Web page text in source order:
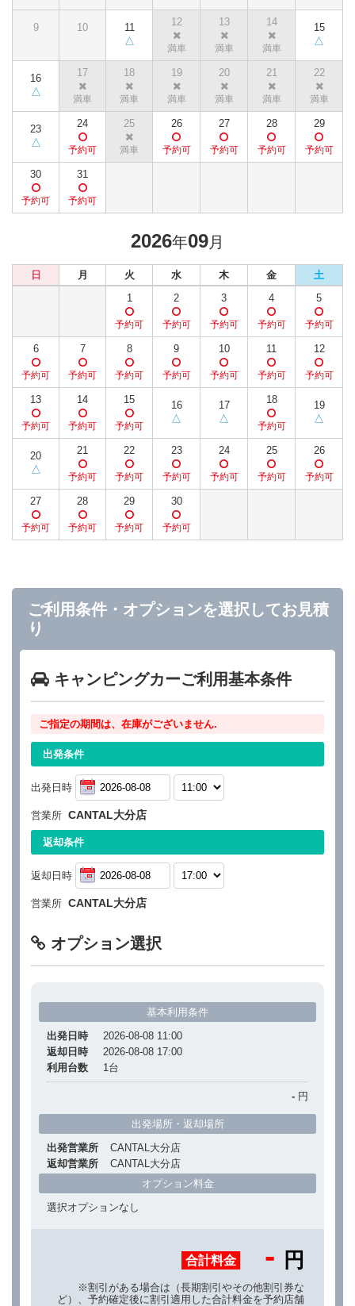
9 10 11 12 13 14 15
16 17 18 19 20 21 22
23 24 25 26 27 28 29
30 31
2026年09月
日 月 火 水 木 金
土
1
2 3 4 5
6 7 8 9 10 11 12
13 14 15 16 17 18 19
20 21 22 23 24 25 26
27 28 29 30
ご利用条件・オプションを選択してお見積
り
キャンピングカーご利用基本条件
ご指定の期間は、在庫がございません.
出発条件
出発日時
営業所 CANTAL大分店
返却条件
返却日時
営業所 CANTAL大分店
オプション選択
基本利用条件
出発日時
2026-08-08 11:00
返却日時
2026-08-08 17:00
利用台数
1台
- 円
出発場所・返却場所
出発営業所
CANTAL大分店
返却営業所
CANTAL大分店
オプション料金
選択オプションなし
合計料金 - 円
※割引がある場合は（長期割引やその他割引券な
ど）、予約確定後に割引適用した合計料金を予約店舗